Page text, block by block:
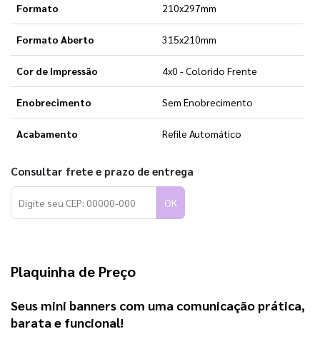
Formato 210x297mm
Formato Aberto 315x210mm
Cor de Impressão 4x0 - Colorido Frente
Enobrecimento Sem Enobrecimento
Acabamento Refile Automático
Consultar frete e prazo de entrega
OK
Plaquinha de Preço
Seus mini banners com uma comunicação prática,
barata e funcional!